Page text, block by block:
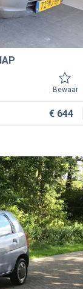
Bewaar
€ 644